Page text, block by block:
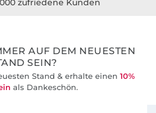
AUF DEM NEUESTEN
SEIN?
Stand & erhalte einen 10%
als Dankeschön.